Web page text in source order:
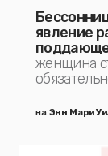
явление
женщина
на Энн Мари